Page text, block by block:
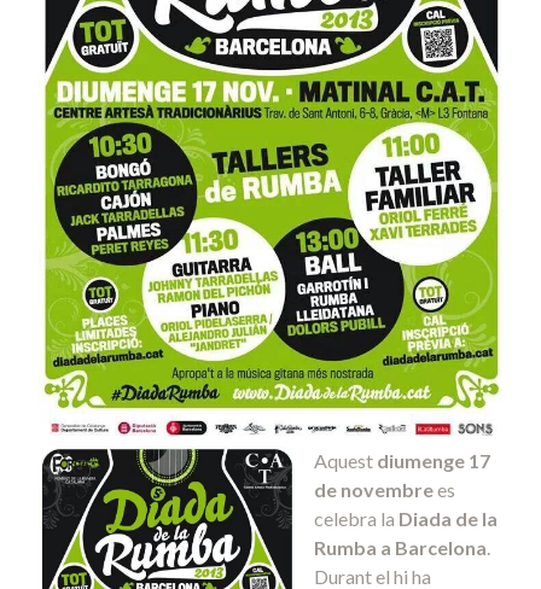
Aquest diumenge 17
de novembrees
celebra la Diada de la
Rumba a Barcelona.
Durant el hi ha